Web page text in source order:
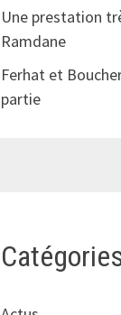
Une prestation
Ramdane
Ferhat et
partie